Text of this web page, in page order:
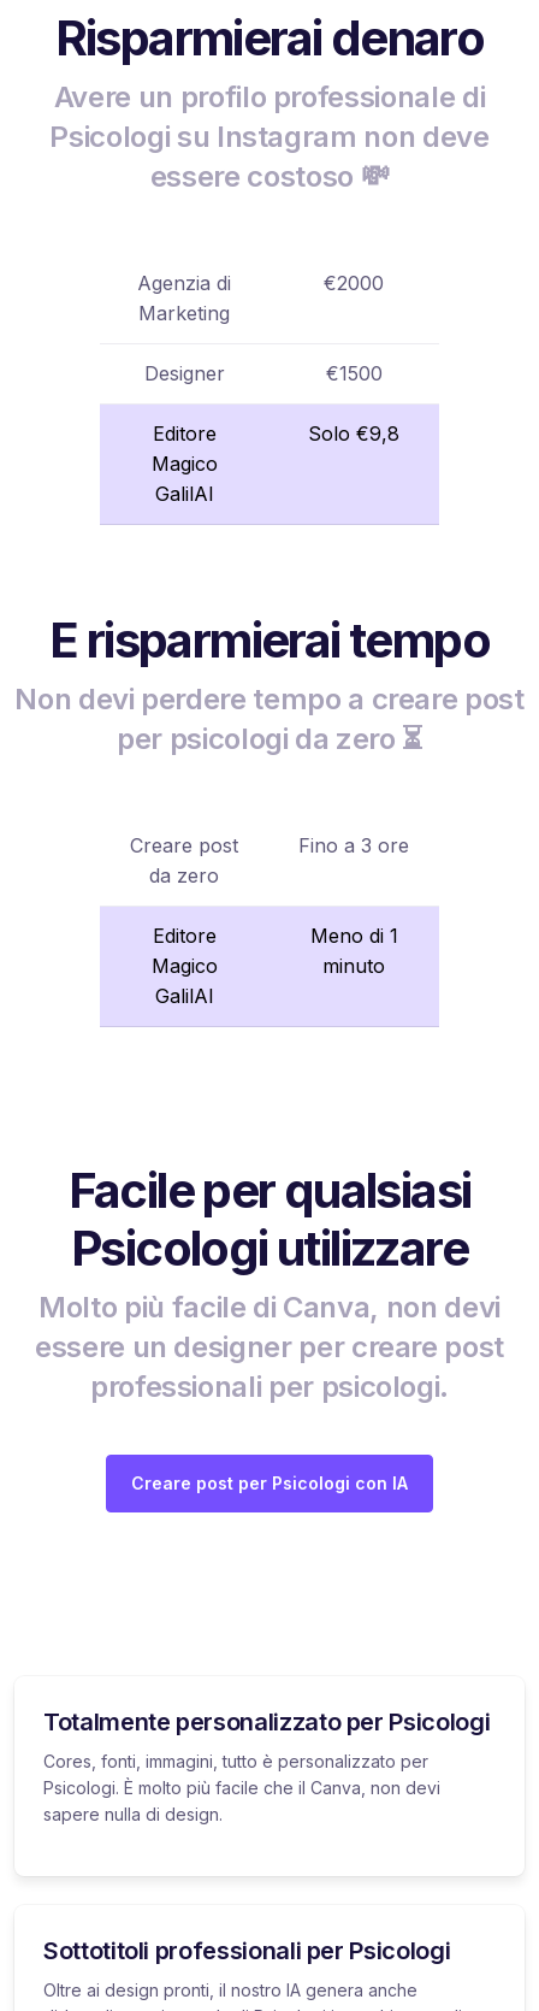
Risparmierai denaro
Avere un profilo professionale di
Psicologi su Instagram non deve
essere costoso 💸
Agenzia di
Marketing
€2000
Designer €1500
Editore
Magico
GalilAI
Solo €9,8
E risparmierai tempo
Non devi perdere tempo a creare post
per psicologi da zero ⏳
Creare post
da zero
Fino a 3 ore
Editore
Magico
GalilAI
Meno di 1
minuto
Facile per qualsiasi
Psicologi utilizzare
Molto più facile di Canva, non devi
essere un designer per creare post
professionali per psicologi.
Creare post per Psicologi con IA
Totalmente personalizzato per Psicologi
Cores, fonti, immagini, tutto è personalizzato per
Psicologi. È molto più facile che il Canva, non devi
sapere nulla di design.
Sottotitoli professionali per Psicologi
Oltre ai design pronti, il nostro IA genera anche